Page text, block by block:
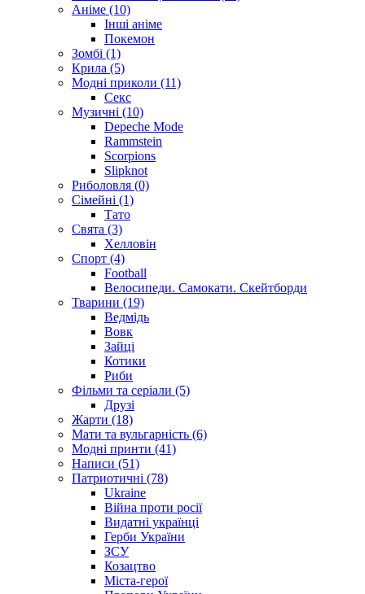
Аніме (10)
Інші аніме
Покемон
Зомбі (1)
Крила (5)
Модні приколи (11)
Секс
Музичні (10)
Depeche Mode
Rammstein
Scorpions
Slipknot
Риболовля (0)
Сімейні (1)
Тато
Свята (3)
Хелловін
Спорт (4)
Football
Велосипеди. Самокати. Скейтборди
Тварини (19)
Ведмідь
Вовк
Зайці
Котики
Риби
Фільми та серіали (5)
Друзі
Жарти (18)
Мати та вульгарність (6)
Модні принти (41)
Написи (51)
Патриотичні (78)
Ukraine
Війна проти росії
Видатні українці
Герби України
ЗСУ
Козацтво
Міста-герої